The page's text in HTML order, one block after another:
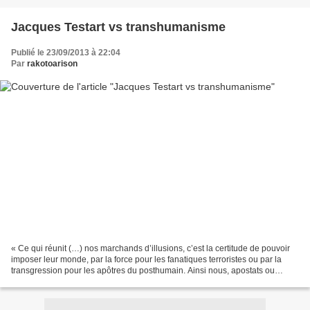
Jacques Testart vs transhumanisme
Publié le 23/09/2013 à 22:04
Par rakotoarison
« Ce qui réunit (…) nos marchands d’illusions, c’est la certitude de pouvoir
imposer leur monde, par la force pour les fanatiques terroristes ou par la
transgression pour les apôtres du posthumain. Ainsi nous, apostats ou